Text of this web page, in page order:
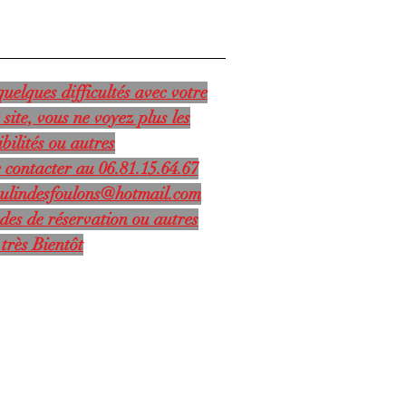
difficultés avec votre
vous ne voyez plus les
ou autres
au 06.81.15.64.67
de réservation ou autres
Bientôt